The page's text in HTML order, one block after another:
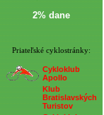
2% dane
Priateľské cyklostránky:
Cykloklub
Apollo
Klub
Bratislavských
Turistov